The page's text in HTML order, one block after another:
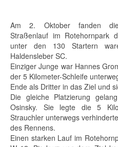
Am 2. Oktober fanden die
Straßenlauf im Rotehornpark
unter den 130 Startern
Haldensleber SC.
Einziger Junge war Hannes
der 5 Kilometer-Schleife
Ende als Dritter in das Ziel und
Die gleiche Platzierung
Osinsky. Sie legte die 5
Strauchler unterwegs
des Rennens.
Einen starken Lauf im